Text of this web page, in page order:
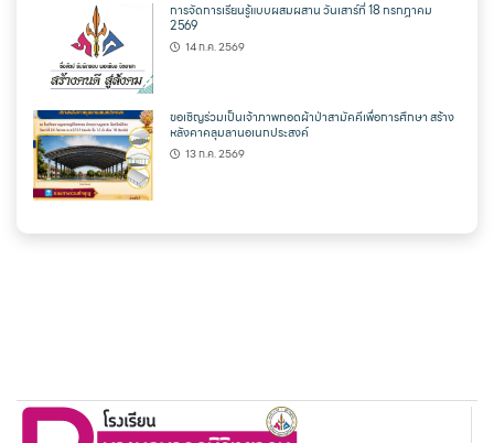
การจัดการเรียนรู้แบบผสมผสาน วันเสาร์ที่ 18 กรกฎาคม
2569
14 ก.ค. 2569
ขอเชิญร่วมเป็นเจ้าภาพทอดผ้าป่าสามัคคีเพื่อการศึกษา สร้าง
หลังคาคลุมลานอเนกประสงค์
13 ก.ค. 2569